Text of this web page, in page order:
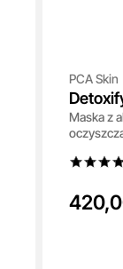
PCA Skin
Maska z